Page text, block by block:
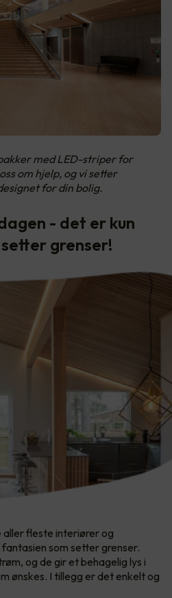
med LED-striper for
om hjelp, og vi setter
for din bolig.
- det er kun
grenser!
aller fleste interiører og
som setter grenser.​
og de gir et behagelig lys i
ønskes. I tillegg er det enkelt og